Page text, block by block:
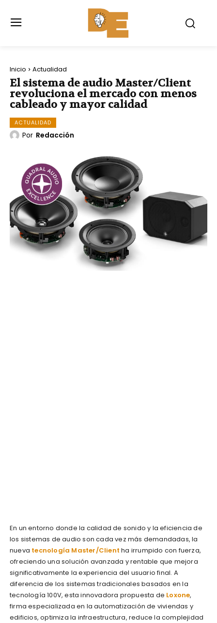
Inicio Actualidad
El sistema de audio Master/Client
revoluciona el mercado con menos
cableado y mayor calidad
ACTUALIDAD
Por Redacción
En un entorno donde la calidad de sonido y la eficiencia de
los sistemas de audio son cada vez más demandadas, la
nueva tecnología Master/Client ha irrumpido con fuerza,
ofreciendo una solución avanzada y rentable que mejora
significativamente la experiencia del usuario final. A
diferencia de los sistemas tradicionales basados en la
tecnología 100V, esta innovadora propuesta de Loxone,
firma especializada en la automatización de viviendas y
edificios, optimiza la infraestructura, reduce la complejidad